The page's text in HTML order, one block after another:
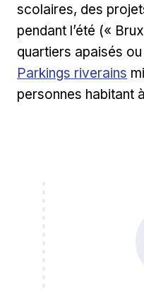
scolaires, des
pendant l’été («
quartiers apaisés
Parkings riverains
personnes habitant